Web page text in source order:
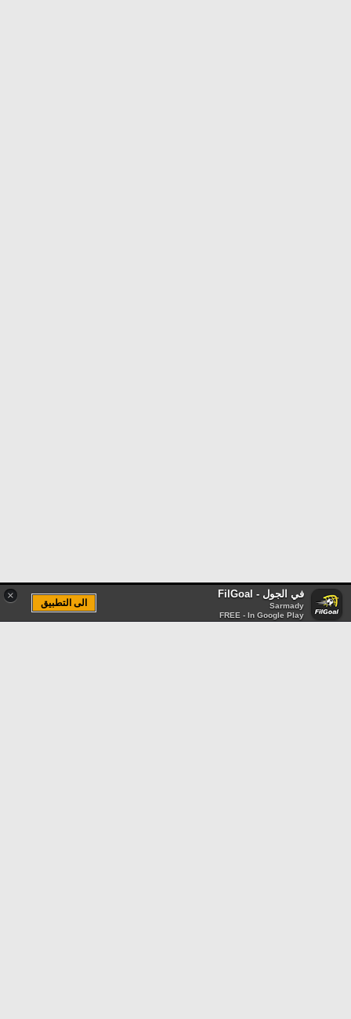
× في الجول - FilGoal
Sarmady
FREE - In Google Play
الى التطبيق